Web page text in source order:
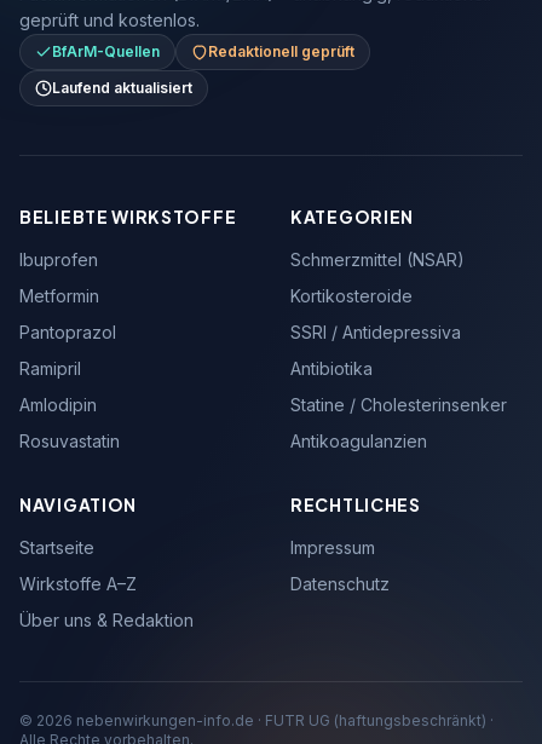
geprüft und kostenlos.
BfArM-Quellen
Redaktionell geprüft
Laufend aktualisiert
BELIEBTE WIRKSTOFFE
Ibuprofen
Metformin
Pantoprazol
Ramipril
Amlodipin
Rosuvastatin
KATEGORIEN
Schmerzmittel (NSAR)
Kortikosteroide
SSRI / Antidepressiva
Antibiotika
Statine / Cholesterinsenker
Antikoagulanzien
NAVIGATION
Startseite
Wirkstoffe A–Z
Über uns & Redaktion
RECHTLICHES
Impressum
Datenschutz
© 2026 nebenwirkungen-info.de · FUTR UG (haftungsbeschränkt) ·
Alle Rechte vorbehalten.